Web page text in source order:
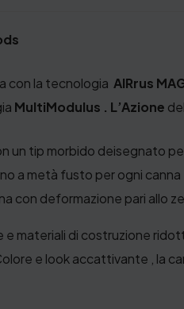
con la tecnologia AIRrus
MultiModulus . L’Azione
un tip morbido deisegnato
a metà fusto per ogni canna
con deformazione pari allo
e materiali di costruzione
e look accattivante , la